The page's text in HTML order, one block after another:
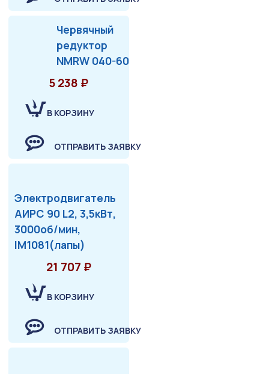
Червячный
редуктор
NMRW 040-60
5 238 ₽
В КОРЗИНУ
ОТПРАВИТЬ ЗАЯВКУ
Электродвигатель
АИРС 90 L2, 3,5кВт,
3000об/мин,
IM1081(лапы)
21 707 ₽
В КОРЗИНУ
ОТПРАВИТЬ ЗАЯВКУ